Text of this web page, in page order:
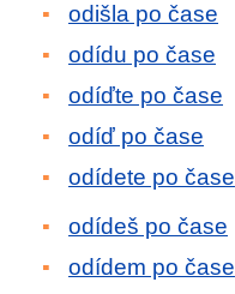
odišla po čase
odídu po čase
odíďte po čase
odíď po čase
odídete po čase
odídeš po čase
odídem po čase